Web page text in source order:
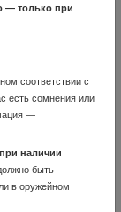
STREAMER к.9мм
— только при
соответствии с
есть сомнения или
—
наличии
быть
в оружейном